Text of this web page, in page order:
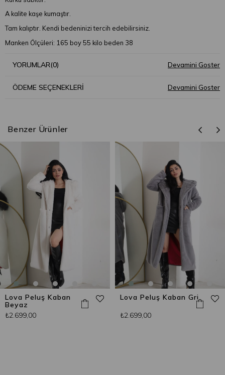
A kalite kaşe kumaştır.
Tam kalıptır. Kendi bedeninizi tercih edebilirsiniz.
Manken Ölçüleri: 165 boy 55 kilo beden 38
YORUMLAR(0)
ÖDEME SEÇENEKLERI
Benzer Ürünler
Lova Peluş Kaban
Beyaz
₺2.699,00
Lova Peluş Kaban Gri
₺2.699,00